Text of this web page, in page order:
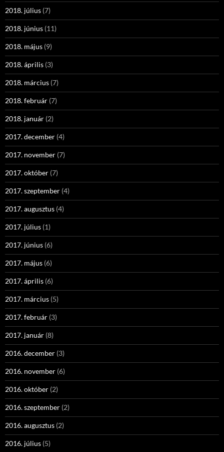
2018. július (7)
2018. június (11)
2018. május (9)
2018. április (3)
2018. március (7)
2018. február (7)
2018. január (2)
2017. december (4)
2017. november (7)
2017. október (7)
2017. szeptember (4)
2017. augusztus (4)
2017. július (1)
2017. június (6)
2017. május (6)
2017. április (6)
2017. március (5)
2017. február (3)
2017. január (8)
2016. december (3)
2016. november (6)
2016. október (2)
2016. szeptember (2)
2016. augusztus (2)
2016. július (5)